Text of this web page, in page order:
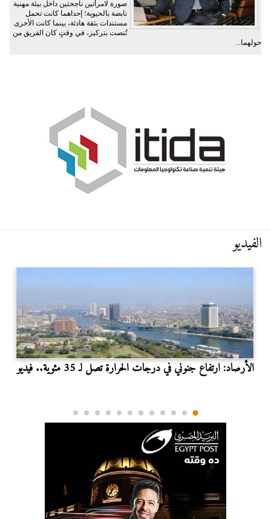
صورة لامرأتين ناجحتين داخل بيئة مهنية
نابضة بالحيوية؛ إحداهما كانت تحمل
مستندات بثقة هادئة، بينما كانت الأخرى
تُنصت بتركيز، في وقتٍ كان الفريق من
حولهما...
الفيديو
الأرصاد: ارتفاع جنوني في درجات الحرارة تصل لـ 35 مئوية.. فيديو